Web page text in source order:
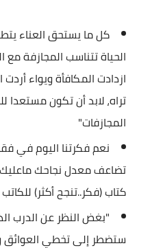
كل ما يستحق العناء
الحياة تتناسب المجازفة مع
ازدادت المكافأة ويواء
تراه، لابد أن تكون مستعدا
المجازفات"
نعم فكرتنا اليوم في
تضاعف معدل نجاحك
كتاب (فكر..تنجح أكثر)
"بغض النظر عن الدرب
ستضطر إلى تخطي